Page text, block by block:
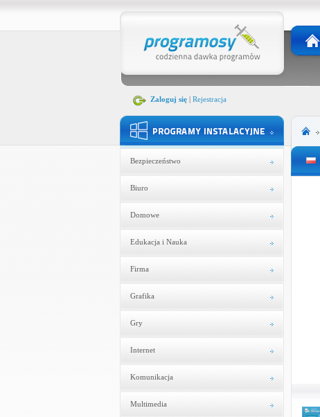
Zaloguj się| Rejestracja
Bezpieczeństwo
Biuro
Domowe
Edukacja i Nauka
Firma
Grafika
Gry
Internet
Komunikacja
Multimedia